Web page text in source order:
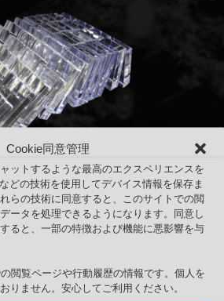
Cookie同意管理
ットするような最高のエクスペリエンスを
どの技術を使用してデバイス情報を保存ま
らの技術に同意すると、このサイトでの閲
ータを処理できるようになります。同意し
ると、一部の特徴および機能に悪影響を与
閲覧ページや行動履歴の情報です。個人を
りません。安心してご利用ください。
ノ 48個セット
検索